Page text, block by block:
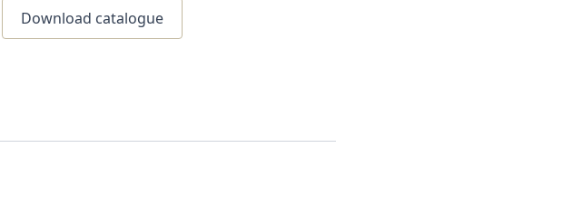
Download catalogue